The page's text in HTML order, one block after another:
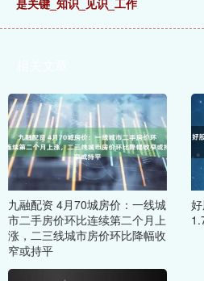
是关键_知识_见识_工作
九融配资 4月70城房价：一线城
市二手房价环比连续第二个月上
涨，二三线城市房价环比降幅收
窄或持平